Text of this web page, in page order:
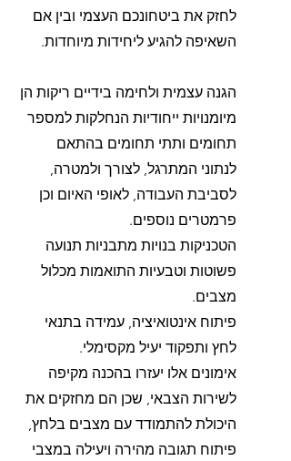
לחזק את ביטחונכם העצמי ובין אם
השאיפה להגיע ליחידות מיוחדות.
​הגנה עצמית ולחימה בידיים ריקות הן
מיומנויות ייחודיות הנחלקות למספר
תחומים ותתי תחומים בהתאם
לנתוני המתרגל, לצורך ולמטרה,
לסביבת העבודה, לאופי האיום וכן
פרמטרים נוספים.
הטכניקות בנויות מתבניות תנועה
פשוטות וטבעיות התואמות מכלול
מצבים.
פיתוח אינטואיציה, עמידה בתנאי
לחץ ותפקוד יעיל מקסימלי.
אימונים אלו יעזרו בהכנה מקיפה
לשירות הצבאי, שכן הם מחזקים את
היכולת להתמודד עם מצבים בלחץ,
פיתוח תגובה מהירה ויעילה במצבי